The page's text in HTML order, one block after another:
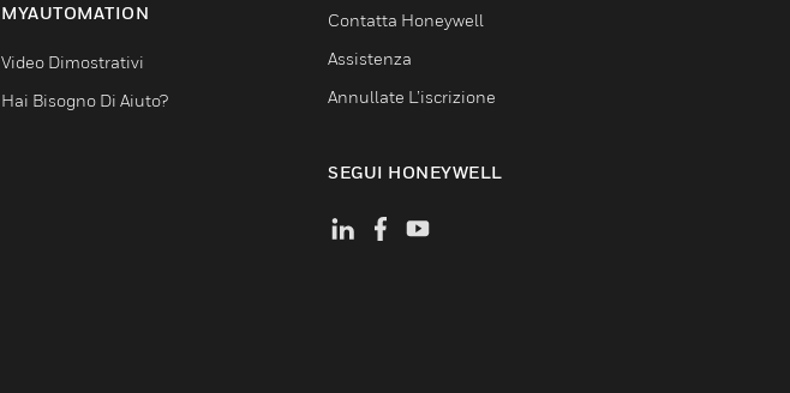
MYAUTOMATION
Video Dimostrativi
Hai Bisogno Di Aiuto?
Contatta Honeywell
Assistenza
Annullate L’iscrizione
SEGUI HONEYWELL